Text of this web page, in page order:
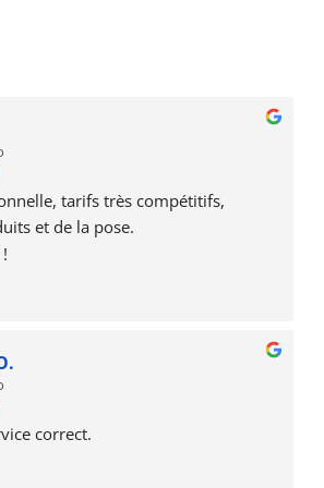
tarifs très compétitifs,
et de la pose.
correct.